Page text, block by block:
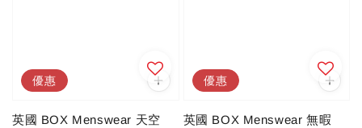
優惠
英國 BOX Menswear 天空
優惠
英國 BOX Menswear 無暇